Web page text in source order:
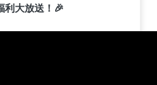
利大放送！🎉